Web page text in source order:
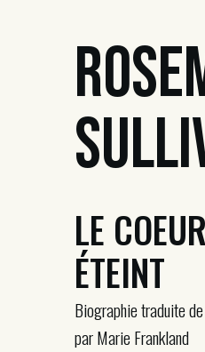
LE
ÉTEINT
Biographie traduite
par Marie Frankland